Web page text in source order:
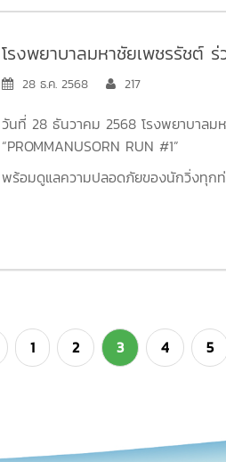
โรงเรียนสหกรณ์บำรุงวิทย์ อำเ
โรงเรียนบ้านยางน้ำกลัดใต้ อำ
โรงเรียนบ้านดอนเตาอิฐ ตำบลปึ
ทั้งนี้เพื่อเป็นการส่งเสริมเด็กๆ ได้มีพัฒ
โรงพยาบาลมหาชัยเพชรรัชต์
“PROMMANUSORN RUN #1”
28 ธ.ค. 2568 217
วันที่ 28 ธันวาคม 2568 โรงพยาบาลม
“PROMMANUSORN RUN #1”
พร้อมดูแลความปลอดภัยของนักวิ่งทุก
1 2 3 4 5